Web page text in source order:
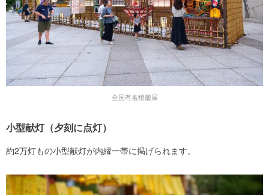
全国有名燈籠展
小型献灯（夕刻に点灯）
約2万灯もの小型献灯が内縁一帯に掲げられます。